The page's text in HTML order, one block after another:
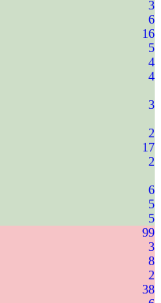
3
6
16
5
4
4
3
2
17
2
6
5
5
99
3
8
2
38